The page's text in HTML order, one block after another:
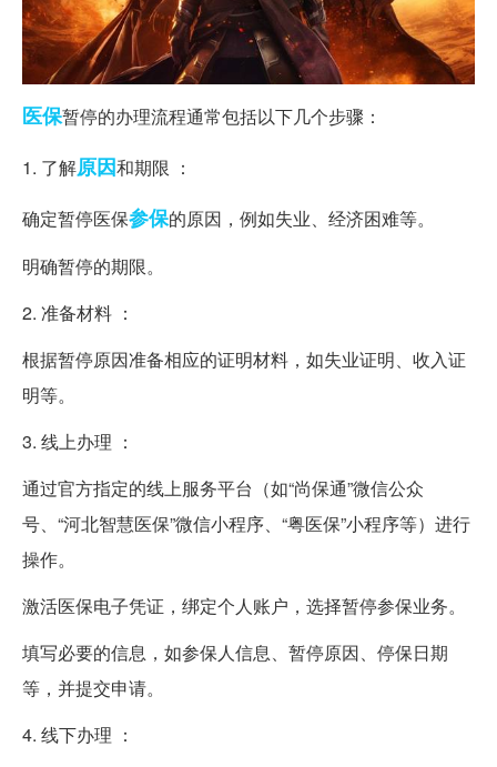
医保暂停的办理流程通常包括以下几个步骤：
1. 了解原因和期限 ：
确定暂停医保参保的原因，例如失业、经济困难等。
明确暂停的期限。
2. 准备材料 ：
根据暂停原因准备相应的证明材料，如失业证明、收入证
明等。
3. 线上办理 ：
通过官方指定的线上服务平台（如“尚保通”微信公众
号、“河北智慧医保”微信小程序、“粤医保”小程序等）进行
操作。
激活医保电子凭证，绑定个人账户，选择暂停参保业务。
填写必要的信息，如参保人信息、暂停原因、停保日期
等，并提交申请。
4. 线下办理 ：